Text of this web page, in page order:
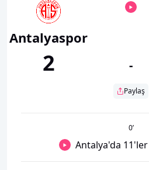
Antalyaspor
2 -
Paylaş
0’
Antalya'da